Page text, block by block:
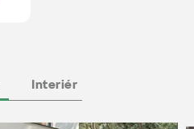
Interiér